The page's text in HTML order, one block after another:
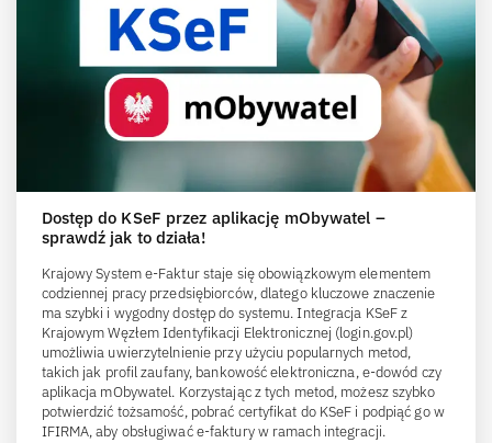
Dostęp do KSeF przez aplikację mObywatel –
sprawdź jak to działa!
Krajowy System e-Faktur staje się obowiązkowym elementem
codziennej pracy przedsiębiorców, dlatego kluczowe znaczenie
ma szybki i wygodny dostęp do systemu. Integracja KSeF z
Krajowym Węzłem Identyfikacji Elektronicznej (login.gov.pl)
umożliwia uwierzytelnienie przy użyciu popularnych metod,
takich jak profil zaufany, bankowość elektroniczna, e-dowód czy
aplikacja mObywatel. Korzystając z tych metod, możesz szybko
potwierdzić tożsamość, pobrać certyfikat do KSeF i podpiąć go w
IFIRMA, aby obsługiwać e-faktury w ramach integracji.